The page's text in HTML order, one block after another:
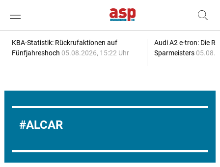
KBA-Statistik: Rückrufaktionen auf
Fünfjahreshoch 05.08.2026, 15:22 Uhr
Audi A2 e-tron: Die
Sparmeisters
ALCAR